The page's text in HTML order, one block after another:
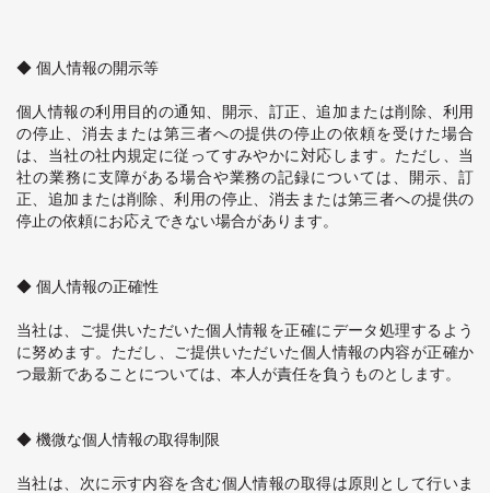
◆ 個人情報の開示等
個人情報の利用目的の通知、開示、訂正、追加または削除、利用
の停止、消去または第三者への提供の停止の依頼を受けた場合
は、当社の社内規定に従ってすみやかに対応します。ただし、当
社の業務に支障がある場合や業務の記録については、開示、訂
正、追加または削除、利用の停止、消去または第三者への提供の
停止の依頼にお応えできない場合があります。
◆ 個人情報の正確性
当社は、ご提供いただいた個人情報を正確にデータ処理するよう
に努めます。ただし、ご提供いただいた個人情報の内容が正確か
つ最新であることについては、本人が責任を負うものとします。
◆ 機微な個人情報の取得制限
当社は、次に示す内容を含む個人情報の取得は原則として行いま